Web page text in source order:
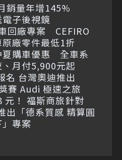
銷量年增145%
子後視鏡
回廠專案 CEFIRO
廠零件最低1折
夏購車優惠 全車系
月付5,900元起
名 台灣奧迪推出
賽 Audi 極速之旅
元！ 福斯商旅針對
出「德系質感 精算圓
專案